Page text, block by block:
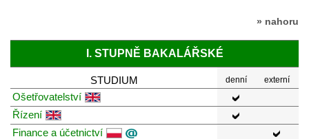
» nahoru
I. STUPNĚ BAKALÁŘSKÉ
STUDIUM denní externí
Ošetřovatelství
Řízení
Finance a účetnictví